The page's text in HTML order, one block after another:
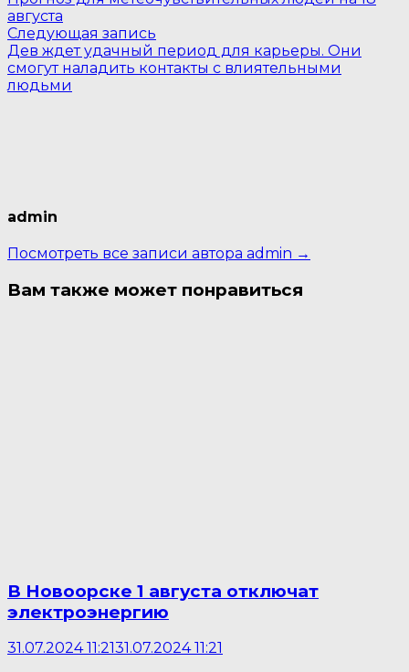
по
записям
августа
Следующая запись
запись:
Дев ждет удачный период для карьеры. Они
смогут наладить контакты с влиятельными
людьми
admin
Посмотреть все записи автора admin →
Вам также может понравиться
В Новоорске 1 августа отключат
электроэнергию
31.07.2024 11:2131.07.2024 11:21